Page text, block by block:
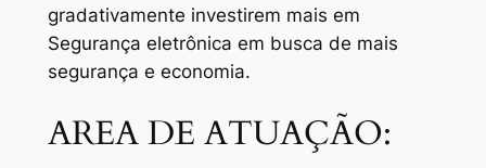
gradativamente investirem mais em
Segurança eletrônica em busca de mais
segurança e economia.
AREA DE ATUAÇÃO: